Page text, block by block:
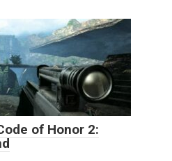
of Honor 2: